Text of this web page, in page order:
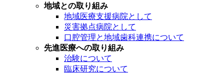
地域との取り組み
地域医療支援病院として
災害拠点病院として
口腔管理と地域歯科連携について
先進医療への取り組み
治験について
臨床研究について